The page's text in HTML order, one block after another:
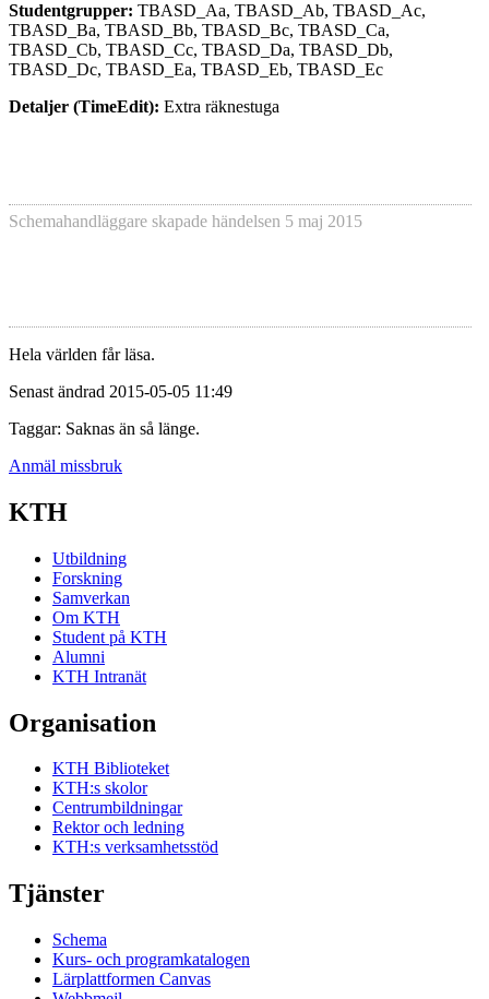
Studentgrupper: TBASD_Aa, TBASD_Ab, TBASD_Ac,
TBASD_Ba, TBASD_Bb, TBASD_Bc, TBASD_Ca,
TBASD_Cb, TBASD_Cc, TBASD_Da, TBASD_Db,
TBASD_Dc, TBASD_Ea, TBASD_Eb, TBASD_Ec
Detaljer (TimeEdit): Extra räknestuga
Schemahandläggare skapade händelsen 5 maj 2015
Hela världen får läsa.
Senast ändrad 2015-05-05 11:49
Taggar: Saknas än så länge.
Anmäl missbruk
KTH
Utbildning
Forskning
Samverkan
Om KTH
Student på KTH
Alumni
KTH Intranät
Organisation
KTH Biblioteket
KTH:s skolor
Centrumbildningar
Rektor och ledning
KTH:s verksamhetsstöd
Tjänster
Schema
Kurs- och programkatalogen
Lärplattformen Canvas